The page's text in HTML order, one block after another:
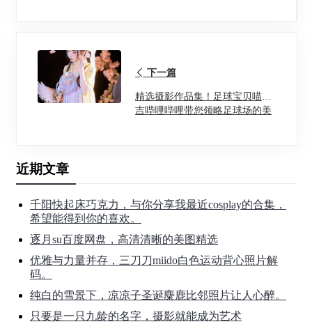
下一篇
精选摄影作品集！足球宝贝喵小
吉哔哩哔哩带您领略足球场的美
近期文章
千阳快起床巧克力，与你分享我最近cosplay的合集，
希望能得到你的喜欢。
逐月su百度网盘，高清清晰的美图精选
优雅与力量并存，三刀刀miido白色运动背心照片解
码。
纯白的雪景下，凉凉子圣诞麋鹿比邻照片让人心醉。
只要是一只九龄的名字，摄影就能成为艺术